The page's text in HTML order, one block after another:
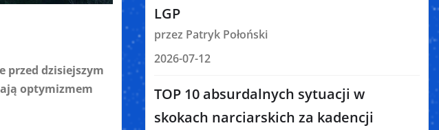
przed dzisiejszym
optymizmem
LGP
przez Patryk Połoński
2026-07-12
TOP 10 absurdalnych sytuacji w
skokach narciarskich za kadencji